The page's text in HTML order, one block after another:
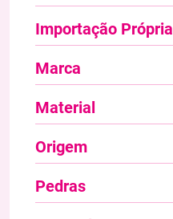
Importação Própria
Marca
Material
Origem
Pedras